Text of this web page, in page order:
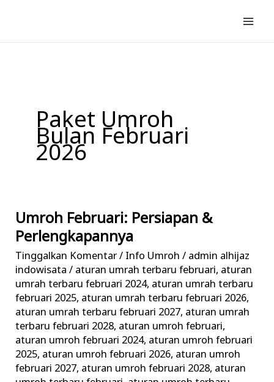
konten
Paket Umroh
Bulan Februari
2026
Umroh Februari: Persiapan &
Perlengkapannya
Tinggalkan Komentar/ Info Umroh / admin alhijaz
indowisata/ aturan umrah terbaru februari, aturan
umrah terbaru februari 2024, aturan umrah terbaru
februari 2025, aturan umrah terbaru februari 2026,
aturan umrah terbaru februari 2027, aturan umrah
terbaru februari 2028, aturan umroh februari,
aturan umroh februari 2024, aturan umroh februari
2025, aturan umroh februari 2026, aturan umroh
februari 2027, aturan umroh februari 2028, aturan
Umroh
Februari:
Persiapan
&
Perlengkapannya